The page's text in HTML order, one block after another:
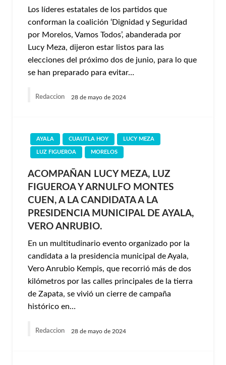
Los líderes estatales de los partidos que
conforman la coalición ‘Dignidad y Seguridad
por Morelos, Vamos Todos’, abanderada por
Lucy Meza, dijeron estar listos para las
elecciones del próximo dos de junio, para lo que
se han preparado para evitar…
Redaccion 28 de mayo de 2024
AYALA CUAUTLA HOY LUCY MEZA
LUZ FIGUEROA MORELOS
ACOMPAÑAN LUCY MEZA, LUZ
FIGUEROA Y ARNULFO MONTES
CUEN, A LA CANDIDATA A LA
PRESIDENCIA MUNICIPAL DE AYALA,
VERO ANRUBIO.
En un multitudinario evento organizado por la
candidata a la presidencia municipal de Ayala,
Vero Anrubio Kempis, que recorrió más de dos
kilómetros por las calles principales de la tierra
de Zapata, se vivió un cierre de campaña
histórico en…
Redaccion 28 de mayo de 2024